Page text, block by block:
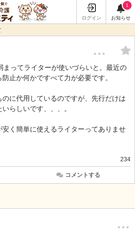
ログイン
1
お知らせ
…
まってライターが使いづらいと。最近の
止か何かですべて力が必要です。
に代用しているのですが、先行だけは
らしいです、、、。
く簡単に使えるライターってありませ
234
コメントする
…